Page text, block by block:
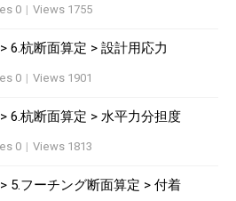
0 | Views 1755
6.杭断面算定 > 設計用応力
0 | Views 1901
6.杭断面算定 > 水平力分担度
0 | Views 1813
5.フーチング断面算定 > 付着